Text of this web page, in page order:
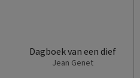
Dagboek van een dief
Jean Genet